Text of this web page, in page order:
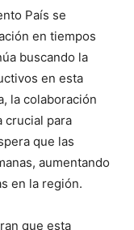
País se
en tiempos
buscando la
en esta
la colaboración
crucial para
que las
aumentando
en la región.
que esta